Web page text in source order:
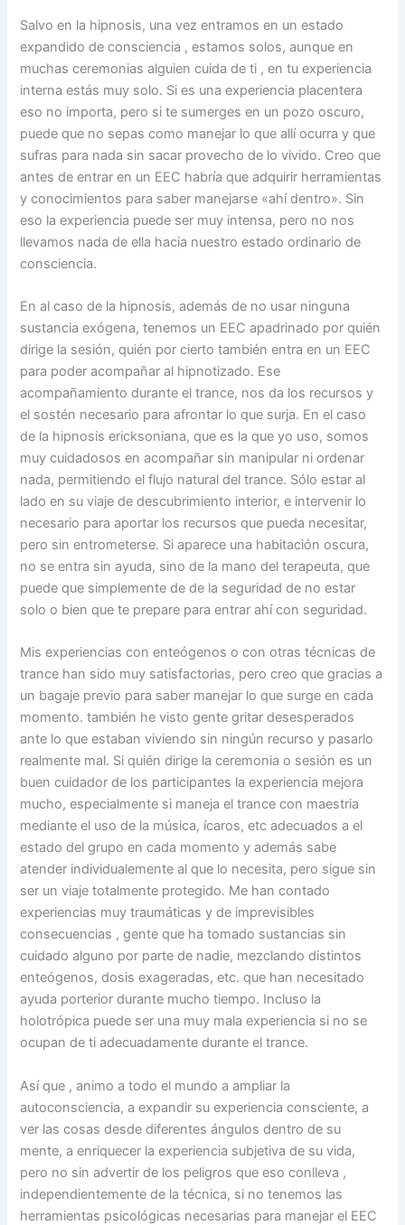
Salvo en la hipnosis, una vez entramos en un estado
expandido de consciencia , estamos solos, aunque en
muchas ceremonias alguien cuida de ti , en tu experiencia
interna estás muy solo. Si es una experiencia placentera
eso no importa, pero si te sumerges en un pozo oscuro,
puede que no sepas como manejar lo que allí ocurra y que
sufras para nada sin sacar provecho de lo vivido. Creo que
antes de entrar en un EEC habría que adquirir herramientas
y conocimientos para saber manejarse «ahí dentro». Sin
eso la experiencia puede ser muy intensa, pero no nos
llevamos nada de ella hacia nuestro estado ordinario de
consciencia.
En al caso de la hipnosis, además de no usar ninguna
sustancia exógena, tenemos un EEC apadrinado por quién
dirige la sesión, quién por cierto también entra en un EEC
para poder acompañar al hipnotizado. Ese
acompañamiento durante el trance, nos da los recursos y
el sostén necesario para afrontar lo que surja. En el caso
de la hipnosis ericksoniana, que es la que yo uso, somos
muy cuidadosos en acompañar sin manipular ni ordenar
nada, permitiendo el flujo natural del trance. Sólo estar al
lado en su viaje de descubrimiento interior, e intervenir lo
necesario para aportar los recursos que pueda necesitar,
pero sin entrometerse. Si aparece una habitación oscura,
no se entra sin ayuda, sino de la mano del terapeuta, que
puede que simplemente de de la seguridad de no estar
solo o bien que te prepare para entrar ahí con seguridad.
Mis experiencias con enteógenos o con otras técnicas de
trance han sido muy satisfactorias, pero creo que gracias a
un bagaje previo para saber manejar lo que surge en cada
momento. también he visto gente gritar desesperados
ante lo que estaban viviendo sin ningún recurso y pasarlo
realmente mal. Si quién dirige la ceremonia o sesión es un
buen cuidador de los participantes la experiencia mejora
mucho, especialmente si maneja el trance con maestria
mediante el uso de la música, ícaros, etc adecuados a el
estado del grupo en cada momento y además sabe
atender individualemente al que lo necesita, pero sigue sin
ser un viaje totalmente protegido. Me han contado
experiencias muy traumáticas y de imprevisibles
consecuencias , gente que ha tomado sustancias sin
cuidado alguno por parte de nadie, mezclando distintos
enteógenos, dosis exageradas, etc. que han necesitado
ayuda porterior durante mucho tiempo. Incluso la
holotrópica puede ser una muy mala experiencia si no se
ocupan de ti adecuadamente durante el trance.
Así que , animo a todo el mundo a ampliar la
autoconsciencia, a expandir su experiencia consciente, a
ver las cosas desde diferentes ángulos dentro de su
mente, a enriquecer la experiencia subjetiva de su vida,
pero no sin advertir de los peligros que eso conlleva ,
independientemente de la técnica, si no tenemos las
herramientas psicológicas necesarias para manejar el EEC